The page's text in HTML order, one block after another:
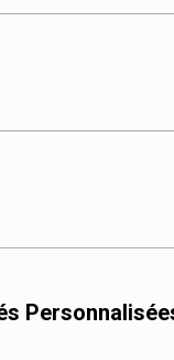
XIDINGLI
de barrière